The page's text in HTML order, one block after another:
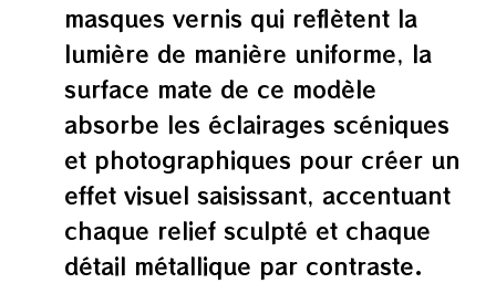
masques vernis qui reflètent la
lumière de manière uniforme, la
surface mate de ce modèle
absorbe les éclairages scéniques
et photographiques pour créer un
effet visuel saisissant, accentuant
chaque relief sculpté et chaque
détail métallique par contraste.